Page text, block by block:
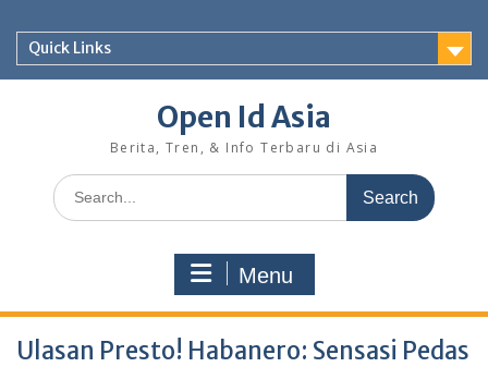
contentQuick Links
Open Id Asia
Berita, Tren, & Info Terbaru di Asia
Search
for:
Menu
Ulasan Presto! Habanero: Sensasi Pedas